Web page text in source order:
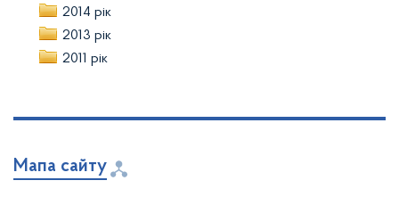
2014 рік
2013 рік
2011 рік
Мапа сайту